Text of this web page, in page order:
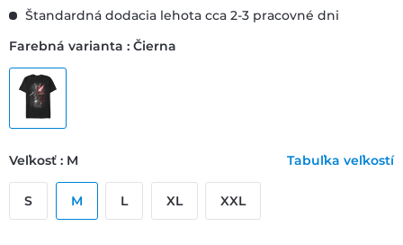
Štandardná dodacia lehota cca 2-3 pracovné dni
Farebná varianta : Čierna
Veľkosť : M Tabuľka veľkostí
S M L XL XXL